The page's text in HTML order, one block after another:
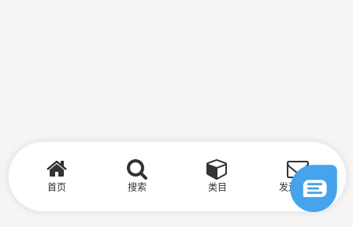
首页 搜索 类目 发送询盘